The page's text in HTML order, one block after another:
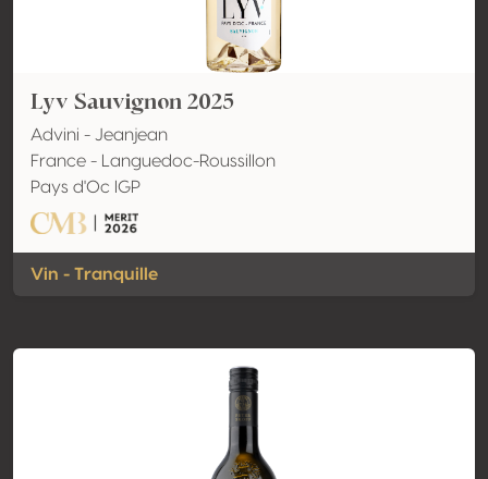
Lyv Sauvignon 2025
Advini - Jeanjean
France - Languedoc-Roussillon
Pays d'Oc IGP
Vin - Tranquille